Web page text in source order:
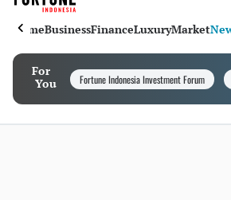
HomeBusinessFinanceLuxuryMarket
For
You
Fortune Indonesia Investment Forum